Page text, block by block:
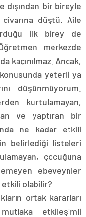
dışından bir bireyle
düştü. Aile
ilk birey de
merkezde
kaçınılmaz. Ancak,
yeterli ya
düşünmüyorum.
kurtulamayan,
ve yaptıran bir
ne kadar etkili
belirlediği listeleri
çocuğuna
ebeveynler
olabilir?
ortak kararları
etkileşimli